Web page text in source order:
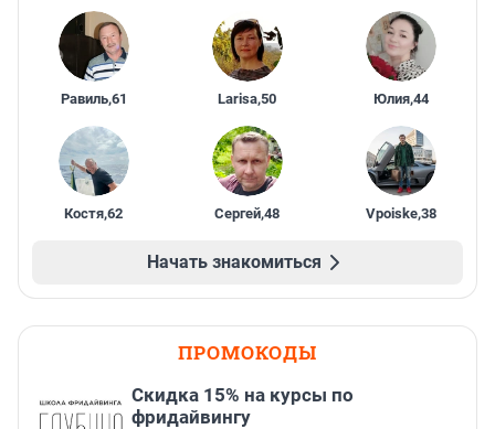
Равиль,61 Larisa,50 Юлия,44
Костя,62 Сергей,48 Vpoiske,38
Начать знакомиться
ПРОМОКОДЫ
Скидка 15% на курсы по
фридайвингу